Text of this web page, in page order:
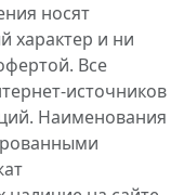
носят
характер и ни
Все
источников
Наименования